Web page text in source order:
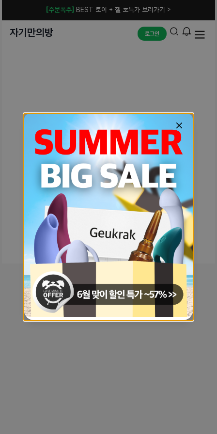
[주문폭주] BEST 토이 + 젤 초특가 보러가기 >
자기만의방 로그인
예상치 못한 에러입니다.